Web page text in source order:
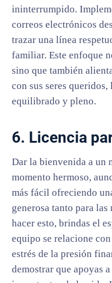
ininterrumpido.
correos electrónicos
trazar una línea
familiar. Este enfoque
sino que también
con sus seres
equilibrado y pleno.
6. Licencia
Dar la bienvenida a un
momento hermoso,
más fácil ofreciendo
generosa tanto para
hacer esto, brindas el
equipo se relacione
estrés de la presión
demostrar que apoyas